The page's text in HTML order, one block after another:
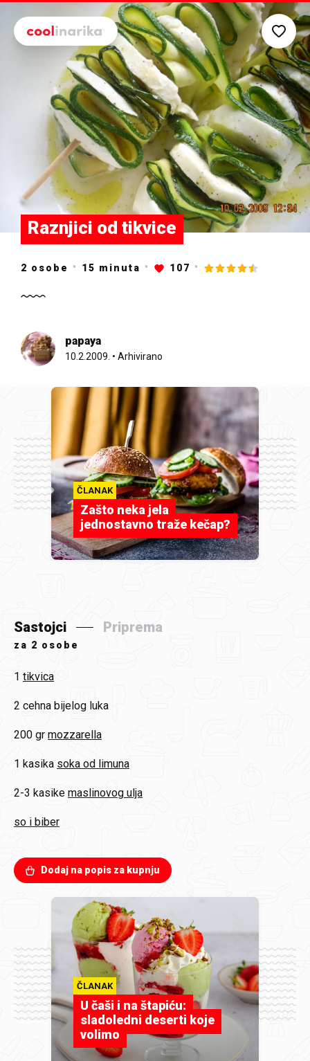
Preskoči na glavni sadržaj
Raznjici od tikvice
2 osobe 15 minuta 107
papaya
10.2.2009. • Arhivirano
ČLANAK
Zašto neka jela
jednostavno traže kečap?
Sastojci Priprema
za 2 osobe
1 tikvica
2 cehna bijelog luka
200 gr mozzarella
1 kasika soka od limuna
2-3 kasike maslinovog ulja
so i biber
Dodaj na popis za kupnju
ČLANAK
U čaši i na štapiću:
sladoledni deserti koje
volimo